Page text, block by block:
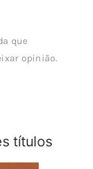
que
opinião.
títulos